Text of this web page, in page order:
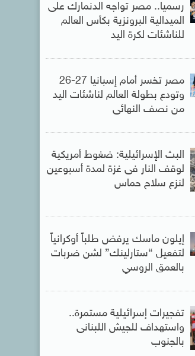
رسميا.. مصر تواجه الدنمارك على
الميدالية البرونزية بكأس العالم
للناشئات لكرة اليد
مصر تخسر أمام إسبانيا 27-26
وتودع بطولة العالم لناشئات اليد
من نصف النهائى
البث الإسرائيلية: ضغوط أمريكية
لوقف النار فى غزة لمدة أسبوعين
لنزع سلاح حماس
إيلون ماسك يرفض طلباً أوكرانياً
لتفعيل “ستارلينك” لشن ضربات
بالعمق الروسي
تفجيرات إسرائيلية مستمرة..
واستهداف للجيش اللبنانى
بالجنوب